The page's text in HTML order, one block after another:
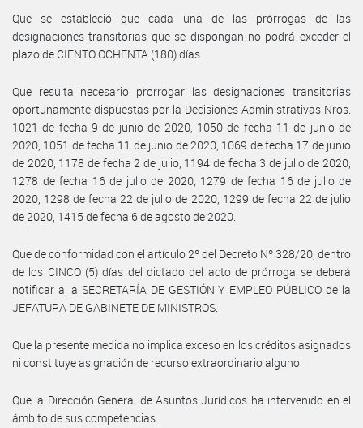
Que se estableció que cada una de las prórrogas de las
designaciones transitorias que se dispongan no podrá exceder el
plazo de CIENTO OCHENTA (180) días.
Que resulta necesario prorrogar las designaciones transitorias
oportunamente dispuestas por la Decisiones Administrativas Nros.
1021 de fecha 9 de junio de 2020, 1050 de fecha 11 de junio de
2020, 1051 de fecha 11 de junio de 2020, 1069 de fecha 17 de junio
de 2020, 1178 de fecha 2 de julio, 1194 de fecha 3 de julio de 2020,
1278 de fecha 16 de julio de 2020, 1279 de fecha 16 de julio de
2020, 1298 de fecha 22 de julio de 2020, 1299 de fecha 22 de julio
de 2020, 1415 de fecha 6 de agosto de 2020.
Que de conformidad con el artículo 2º del Decreto Nº 328/20, dentro
de los CINCO (5) días del dictado del acto de prórroga se deberá
notificar a la SECRETARÍA DE GESTIÓN Y EMPLEO PÚBLICO de la
JEFATURA DE GABINETE DE MINISTROS.
Que la presente medida no implica exceso en los créditos asignados
ni constituye asignación de recurso extraordinario alguno.
Que la Dirección General de Asuntos Jurídicos ha intervenido en el
ámbito de sus competencias.